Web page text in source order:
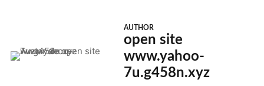
AUTHOR
open site
www.yahoo-
7u.g458n.xyz